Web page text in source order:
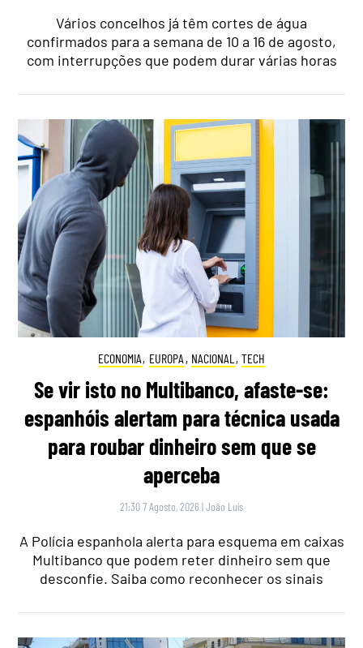
Vários concelhos já têm cortes de água
confirmados para a semana de 10 a 16 de agosto,
com interrupções que podem durar várias horas
ECONOMIA, EUROPA , NACIONAL , TECH
Se vir isto no Multibanco, afaste-se:
espanhóis alertam para técnica usada
para roubar dinheiro sem que se
aperceba
21:30 7 Agosto, 2026 |João Luís
A Polícia espanhola alerta para esquema em caixas
Multibanco que podem reter dinheiro sem que
desconfie. Saiba como reconhecer os sinais